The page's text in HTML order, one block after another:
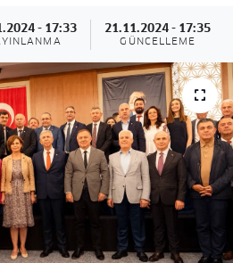
- 17:33 21.11.2024 - 17:35
GÜNCELLEME